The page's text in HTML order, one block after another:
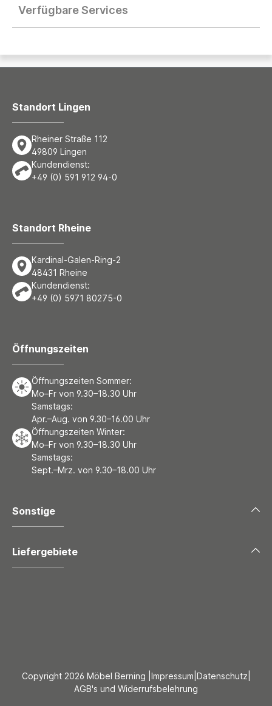
Verfügbare Services
Standort Lingen
Rheiner Straße 112
49809 Lingen
Kundendienst:
+49 (0) 591 912 94-0
Standort Rheine
Kardinal-Galen-Ring-2
48431 Rheine
Kundendienst:
+49 (0) 5971 80275-0
Öffnungszeiten
Öffnungszeiten Sommer:
Mo–Fr von 9.30–18.30 Uhr
Samstags:
Apr.–Aug. von 9.30–16.00 Uhr
Öffnungszeiten Winter:
Mo–Fr von 9.30–18.30 Uhr
Samstags:
Sept.–Mrz. von 9.30–18.00 Uhr
Sonstige
Liefergebiete
Copyright 2026 Möbel Berning | Impressum Datenschutz
AGB's und Widerrufsbelehrung